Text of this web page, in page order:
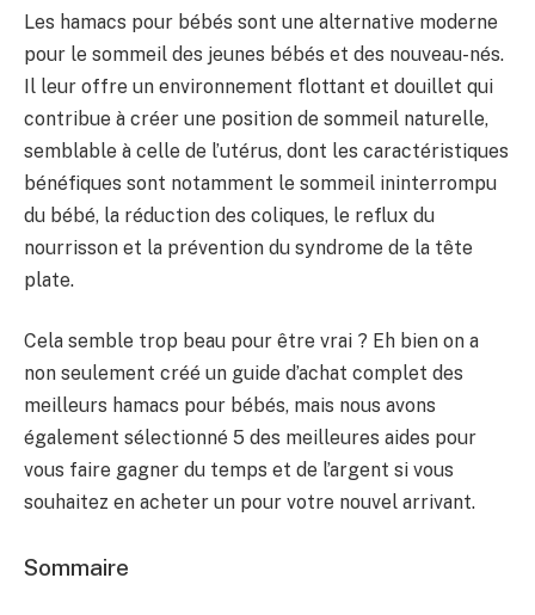
Les hamacs pour bébés sont une alternative moderne
pour le sommeil des jeunes bébés et des nouveau-nés.
Il leur offre un environnement flottant et douillet qui
contribue à créer une position de sommeil naturelle,
semblable à celle de l’utérus, dont les caractéristiques
bénéfiques sont notamment le sommeil ininterrompu
du bébé, la réduction des coliques, le reflux du
nourrisson et la prévention du syndrome de la tête
plate.
Cela semble trop beau pour être vrai ? Eh bien on a
non seulement créé un guide d’achat complet des
meilleurs hamacs pour bébés, mais nous avons
également sélectionné 5 des meilleures aides pour
vous faire gagner du temps et de l’argent si vous
souhaitez en acheter un pour votre nouvel arrivant.
Sommaire